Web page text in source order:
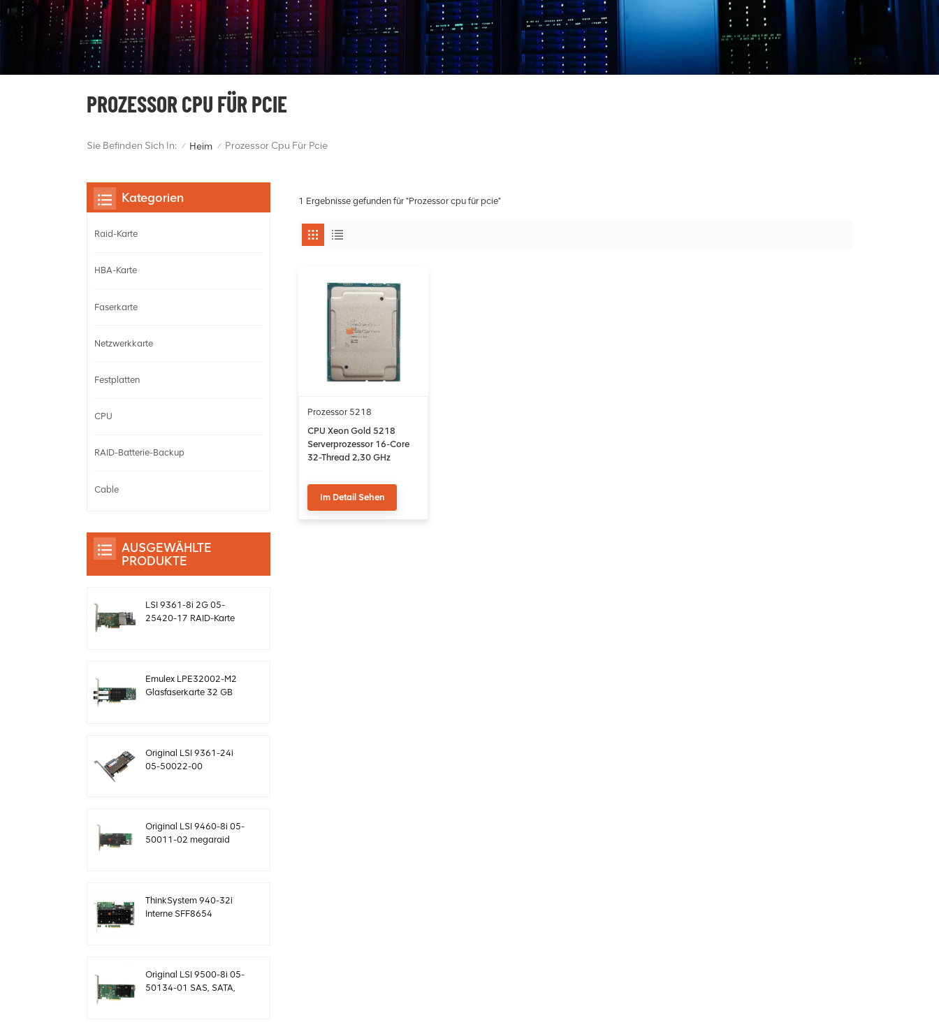
PROZESSOR CPU FÜR PCIE
Sie Befinden Sich In: / Heim / Prozessor Cpu Für Pcie
1 Ergebnisse gefunden für "Prozessor cpu für pcie"
Prozessor 5218
CPU Xeon Gold 5218
Serverprozessor 16-Core
32-Thread 2,30 GHz
Im Detail Sehen
Kategorien
Raid-Karte
HBA-Karte
Faserkarte
Netzwerkkarte
Festplatten
CPU
RAID-Batterie-Backup
Cable
AUSGEWÄHLTE
PRODUKTE
LSI 9361-8i 2G 05-
25420-17 RAID-Karte
Emulex LPE32002-M2
Glasfaserkarte 32 GB
Original LSI 9361-24i
05-50022-00
Original LSI 9460-8i 05-
50011-02 megaraid
ThinkSystem 940-32i
Interne SFF8654
Original LSI 9500-8i 05-
50134-01 SAS, SATA,